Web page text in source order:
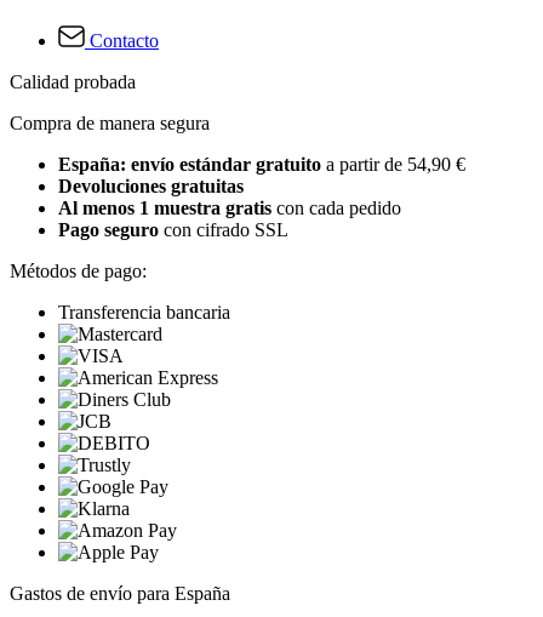
Contacto
Calidad probada
Compra de manera segura
España: envío estándar gratuito a partir de 54,90 €
Devoluciones gratuitas
Al menos 1 muestra gratis con cada pedido
Pago seguro con cifrado SSL
Métodos de pago:
Transferencia bancaria
Gastos de envío para España